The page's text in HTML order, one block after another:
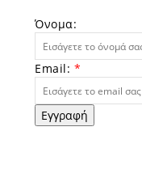
Όνομα:
Email: *
Εγγραφή